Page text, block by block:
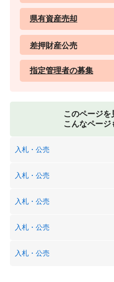
県有資産売却
差押財産公売
指定管理者の募集
このページを
こんなページ
入札・公売
入札・公売
入札・公売
入札・公売
入札・公売